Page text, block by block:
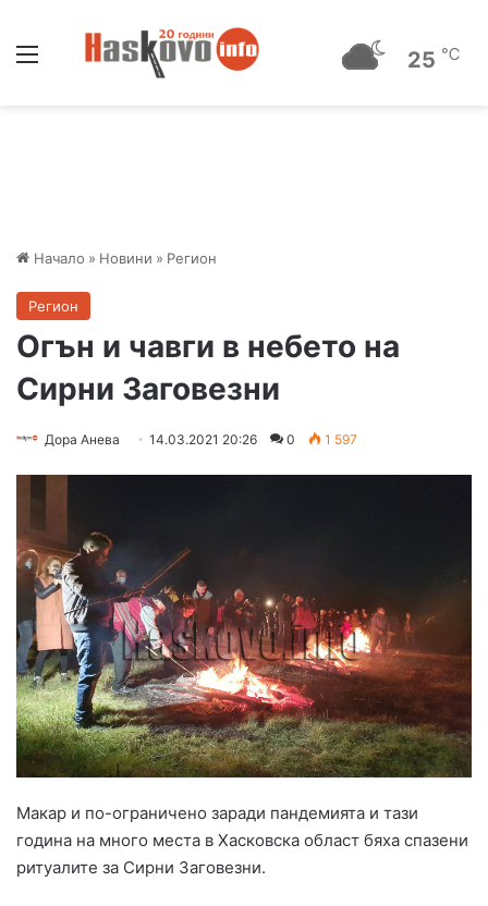
25 ℃
Начало » Новини » Регион
Регион
Огън и чавги в небето на
Сирни Заговезни
Дора Анева 14.03.2021 20:26 0 1 597
Макар и по-ограничено заради пандемията и тази
година на много места в Хасковска област бяха спазени
ритуалите за Сирни Заговезни.